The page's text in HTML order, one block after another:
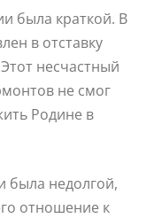
была краткой. В
в отставку
несчастный
не смог
Родине в
была недолгой,
отношение к